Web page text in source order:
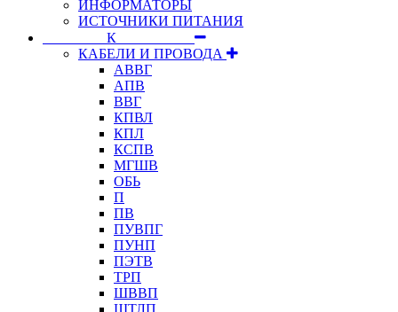
ИНФОРМАТОРЫ
ИСТОЧНИКИ ПИТАНИЯ
⠀⠀⠀⠀⠀⠀К⠀⠀⠀⠀⠀⠀⠀
КАБЕЛИ И ПРОВОДА
АВВГ
АПВ
ВВГ
КПВЛ
КПЛ
КСПВ
МГШВ
ОБЬ
П
ПВ
ПУВПГ
ПУНП
ПЭТВ
ТРП
ШВВП
ШТЛП